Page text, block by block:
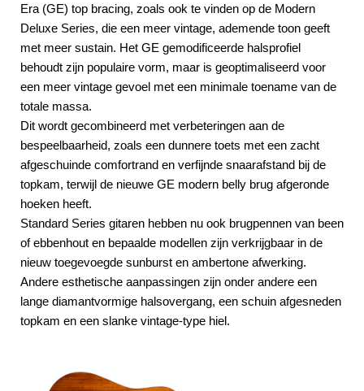
Era (GE) top bracing, zoals ook te vinden op de Modern
Deluxe Series, die een meer vintage, ademende toon geeft
met meer sustain. Het GE gemodificeerde halsprofiel
behoudt zijn populaire vorm, maar is geoptimaliseerd voor
een meer vintage gevoel met een minimale toename van de
totale massa.
Dit wordt gecombineerd met verbeteringen aan de
bespeelbaarheid, zoals een dunnere toets met een zacht
afgeschuinde comfortrand en verfijnde snaarafstand bij de
topkam, terwijl de nieuwe GE modern belly brug afgeronde
hoeken heeft.
Standard Series gitaren hebben nu ook brugpennen van been
of ebbenhout en bepaalde modellen zijn verkrijgbaar in de
nieuw toegevoegde sunburst en ambertone afwerking.
Andere esthetische aanpassingen zijn onder andere een
lange diamantvormige halsovergang, een schuin afgesneden
topkam en een slanke vintage-type hiel.